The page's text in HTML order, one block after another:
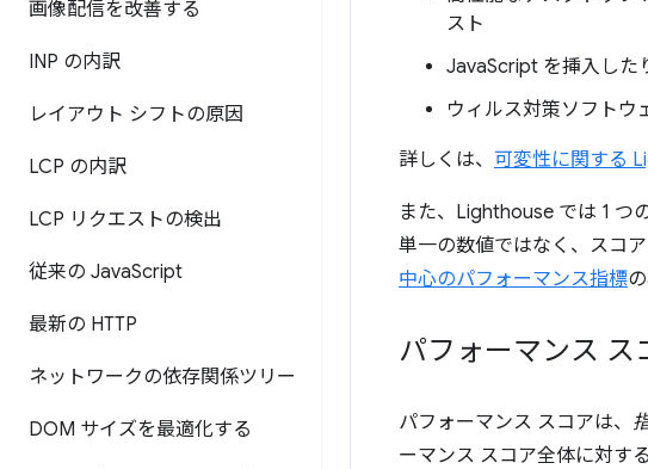
画像配信を改善する
INP の内訳
レイアウト シフトの原因
LCP の内訳
LCP リクエストの検出
従来の JavaScript
最新の HTTP
ネットワークの依存関係ツリー
DOM サイズを最適化する
スト
JavaScript を挿入した
ウィルス対策ソフトウ
詳しくは、 可変性に関する
また、Lighthouse では 1 つ
単一の数値ではなく、スコ
中心のパフォーマンス指標
パフォーマンス ス
パフォーマンス スコアは、
ーマンス スコア全体に対す